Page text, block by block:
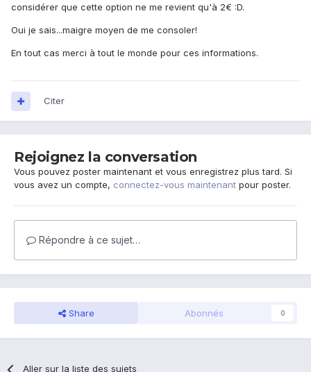
considérer que cette option ne me revient qu'à 2€ :D.
Oui je sais...maigre moyen de me consoler!
En tout cas merci à tout le monde pour ces informations.
Citer
Rejoignez la conversation
Vous pouvez poster maintenant et vous enregistrez plus tard. Si
vous avez un compte, connectez-vous maintenant pour poster.
Répondre à ce sujet…
Share Abonnés 0
Aller sur la liste des sujets